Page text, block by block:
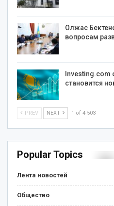
Олжас
вопросам
Investing.com
становится
PREV NEXT 1 of 4 503
Popular Topics
Лента новостей
Общество